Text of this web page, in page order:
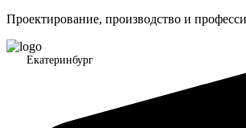
Проектирование, производство и
Екатеринбург